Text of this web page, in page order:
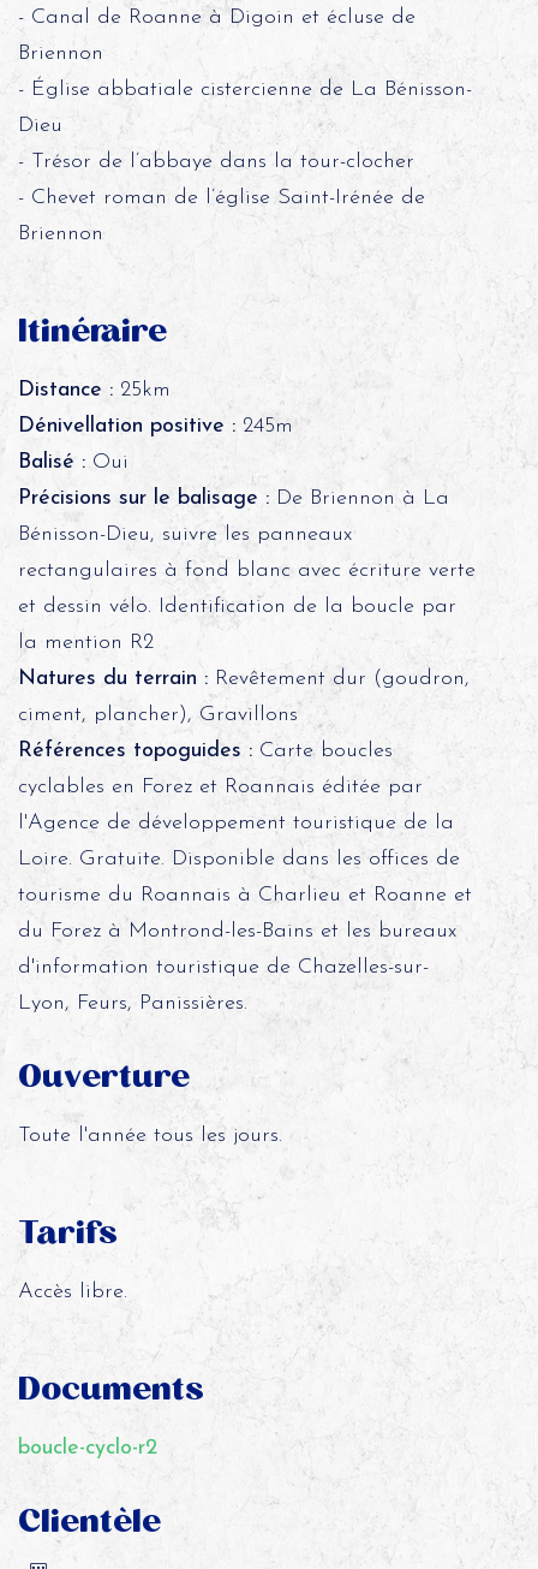
- Canal de Roanne à Digoin et écluse de
Briennon
- Église abbatiale cistercienne de La Bénisson-
Dieu
- Trésor de l’abbaye dans la tour-clocher
- Chevet roman de l’église Saint-Irénée de
Briennon
Itinéraire
Distance :25km
Dénivellation positive :245m
Balisé :Oui
Précisions sur le balisage :De Briennon à La
Bénisson-Dieu, suivre les panneaux
rectangulaires à fond blanc avec écriture verte
et dessin vélo. Identification de la boucle par
la mention R2
Natures du terrain :Revêtement dur (goudron,
ciment, plancher), Gravillons
Références topoguides :Carte boucles
cyclables en Forez et Roannais éditée par
l'Agence de développement touristique de la
Loire. Gratuite. Disponible dans les offices de
tourisme du Roannais à Charlieu et Roanne et
du Forez à Montrond-les-Bains et les bureaux
d'information touristique de Chazelles-sur-
Lyon, Feurs, Panissières.
Ouverture
Toute l'année tous les jours.
Tarifs
Accès libre.
Documents
boucle-cyclo-r2
Clientèle